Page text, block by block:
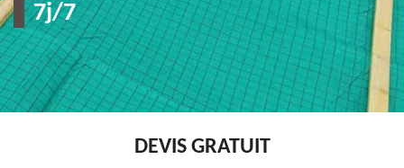
7j/7
DEVIS GRATUIT